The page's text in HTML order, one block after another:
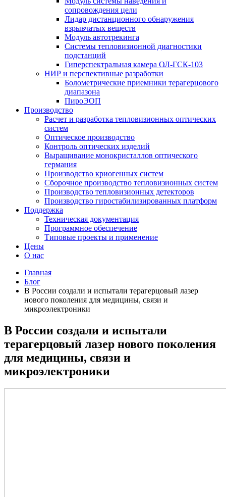
сопровождения цели
Лидар дистанционного обнаружения
взрывчатых веществ
Модуль автотрекинга
Cистемы тепловизионной диагностики
подстанций
Гиперспектральная камера ОЛ-ГСК-103
НИР и перспективные разработки
Болометрические приемники терагерцового
диапазона
ПироЭОП
Производство
Расчет и разработка тепловизионных оптических
систем
Оптическое производство
Контроль оптических изделий
Выращивание монокристаллов оптического
германия
Производство криогенных систем
Сборочное производство тепловизионных систем
Производство тепловизионных детекторов
Производство гиростабилизированных платформ
Поддержка
Техническая документация
Программное обеспечение
Типовые проекты и применение
Цены
О нас
Главная
Блог
В России создали и испытали терагерцовый лазер
нового поколения для медицины, связи и
микроэлектроники
В России создали и испытали
терагерцовый лазер нового поколения
для медицины, связи и
микроэлектроники